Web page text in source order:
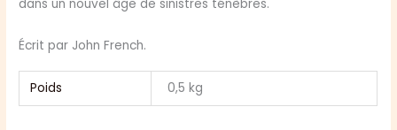
dans un nouvel âge de sinistres ténèbres.
Écrit par John French.
Poids 0,5 kg